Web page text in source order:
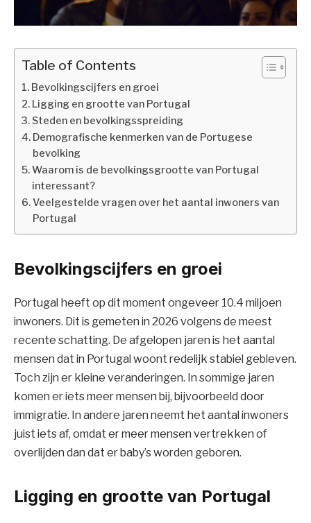
Table of Contents
Bevolkingscijfers en groei
Ligging en grootte van Portugal
Steden en bevolkingsspreiding
Demografische kenmerken van de Portugese
bevolking
Waarom is de bevolkingsgrootte van Portugal
interessant?
Veelgestelde vragen over het aantal inwoners van
Portugal
Bevolkingscijfers en groei
Portugal heeft op dit moment ongeveer 10.4 miljoen
inwoners. Dit is gemeten in 2026 volgens de meest
recente schatting. De afgelopen jaren is het aantal
mensen dat in Portugal woont redelijk stabiel gebleven.
Toch zijn er kleine veranderingen. In sommige jaren
komen er iets meer mensen bij, bijvoorbeeld door
immigratie. In andere jaren neemt het aantal inwoners
juist iets af, omdat er meer mensen vertrekken of
overlijden dan dat er baby’s worden geboren.
Ligging en grootte van Portugal